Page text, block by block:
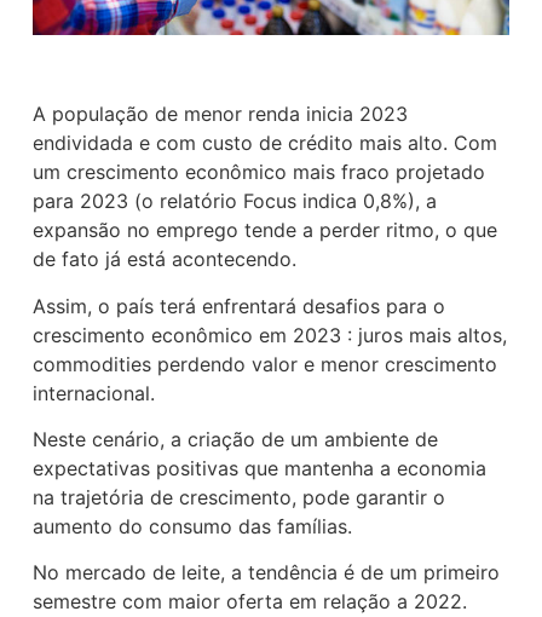
A população de menor renda inicia 2023
endividada e com custo de crédito mais alto. Com
um crescimento econômico mais fraco projetado
para 2023 (o relatório Focus indica 0,8%), a
expansão no emprego tende a perder ritmo, o que
de fato já está acontecendo.
Assim, o país terá enfrentará desafios para o
crescimento econômico em 2023 : juros mais altos,
commodities perdendo valor e menor crescimento
internacional.
Neste cenário, a criação de um ambiente de
expectativas positivas que mantenha a economia
na trajetória de crescimento, pode garantir o
aumento do consumo das famílias.
No mercado de leite, a tendência é de um primeiro
semestre com maior oferta em relação a 2022.